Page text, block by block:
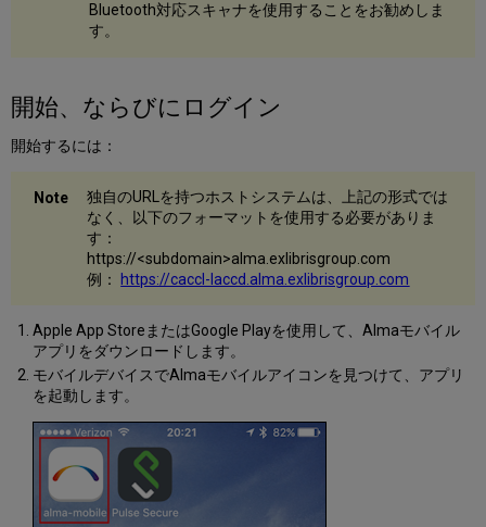
Bluetooth対応スキャナを使用することをお勧めしま
す。
開始、ならびにログイン
開始するには：
独自のURLを持つホストシステムは、上記の形式では
なく、以下のフォーマットを使用する必要がありま
す：
https://<subdomain>alma.exlibrisgroup.com
例：https://caccl-laccd.alma.exlibrisgroup.com
Apple App StoreまたはGoogle Playを使用して、Almaモバイル
アプリをダウンロードします。
モバイルデバイスでAlmaモバイルアイコンを見つけて、アプリ
を起動します。